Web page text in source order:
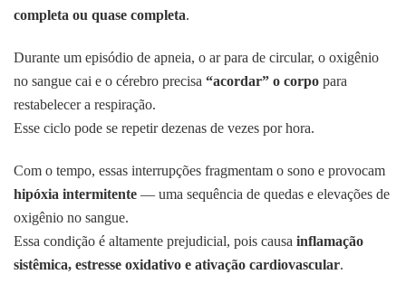
completa ou quase completa.
Durante um episódio de apneia, o ar para de circular, o oxigênio
no sangue cai e o cérebro precisa “acordar” o corpo para
restabelecer a respiração.
Esse ciclo pode se repetir dezenas de vezes por hora.
Com o tempo, essas interrupções fragmentam o sono e provocam
hipóxia intermitente — uma sequência de quedas e elevações de
oxigênio no sangue.
Essa condição é altamente prejudicial, pois causa inflamação
sistêmica, estresse oxidativo e ativação cardiovascular.